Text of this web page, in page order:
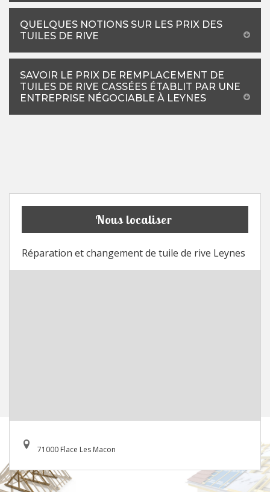
QUELQUES NOTIONS SUR LES PRIX DES
TUILES DE RIVE
SAVOIR LE PRIX DE REMPLACEMENT DE
TUILES DE RIVE CASSÉES ÉTABLIT PAR UNE
ENTREPRISE NÉGOCIABLE À LEYNES
Nous localiser
Réparation et changement de tuile de rive Leynes
71000 Flace Les Macon